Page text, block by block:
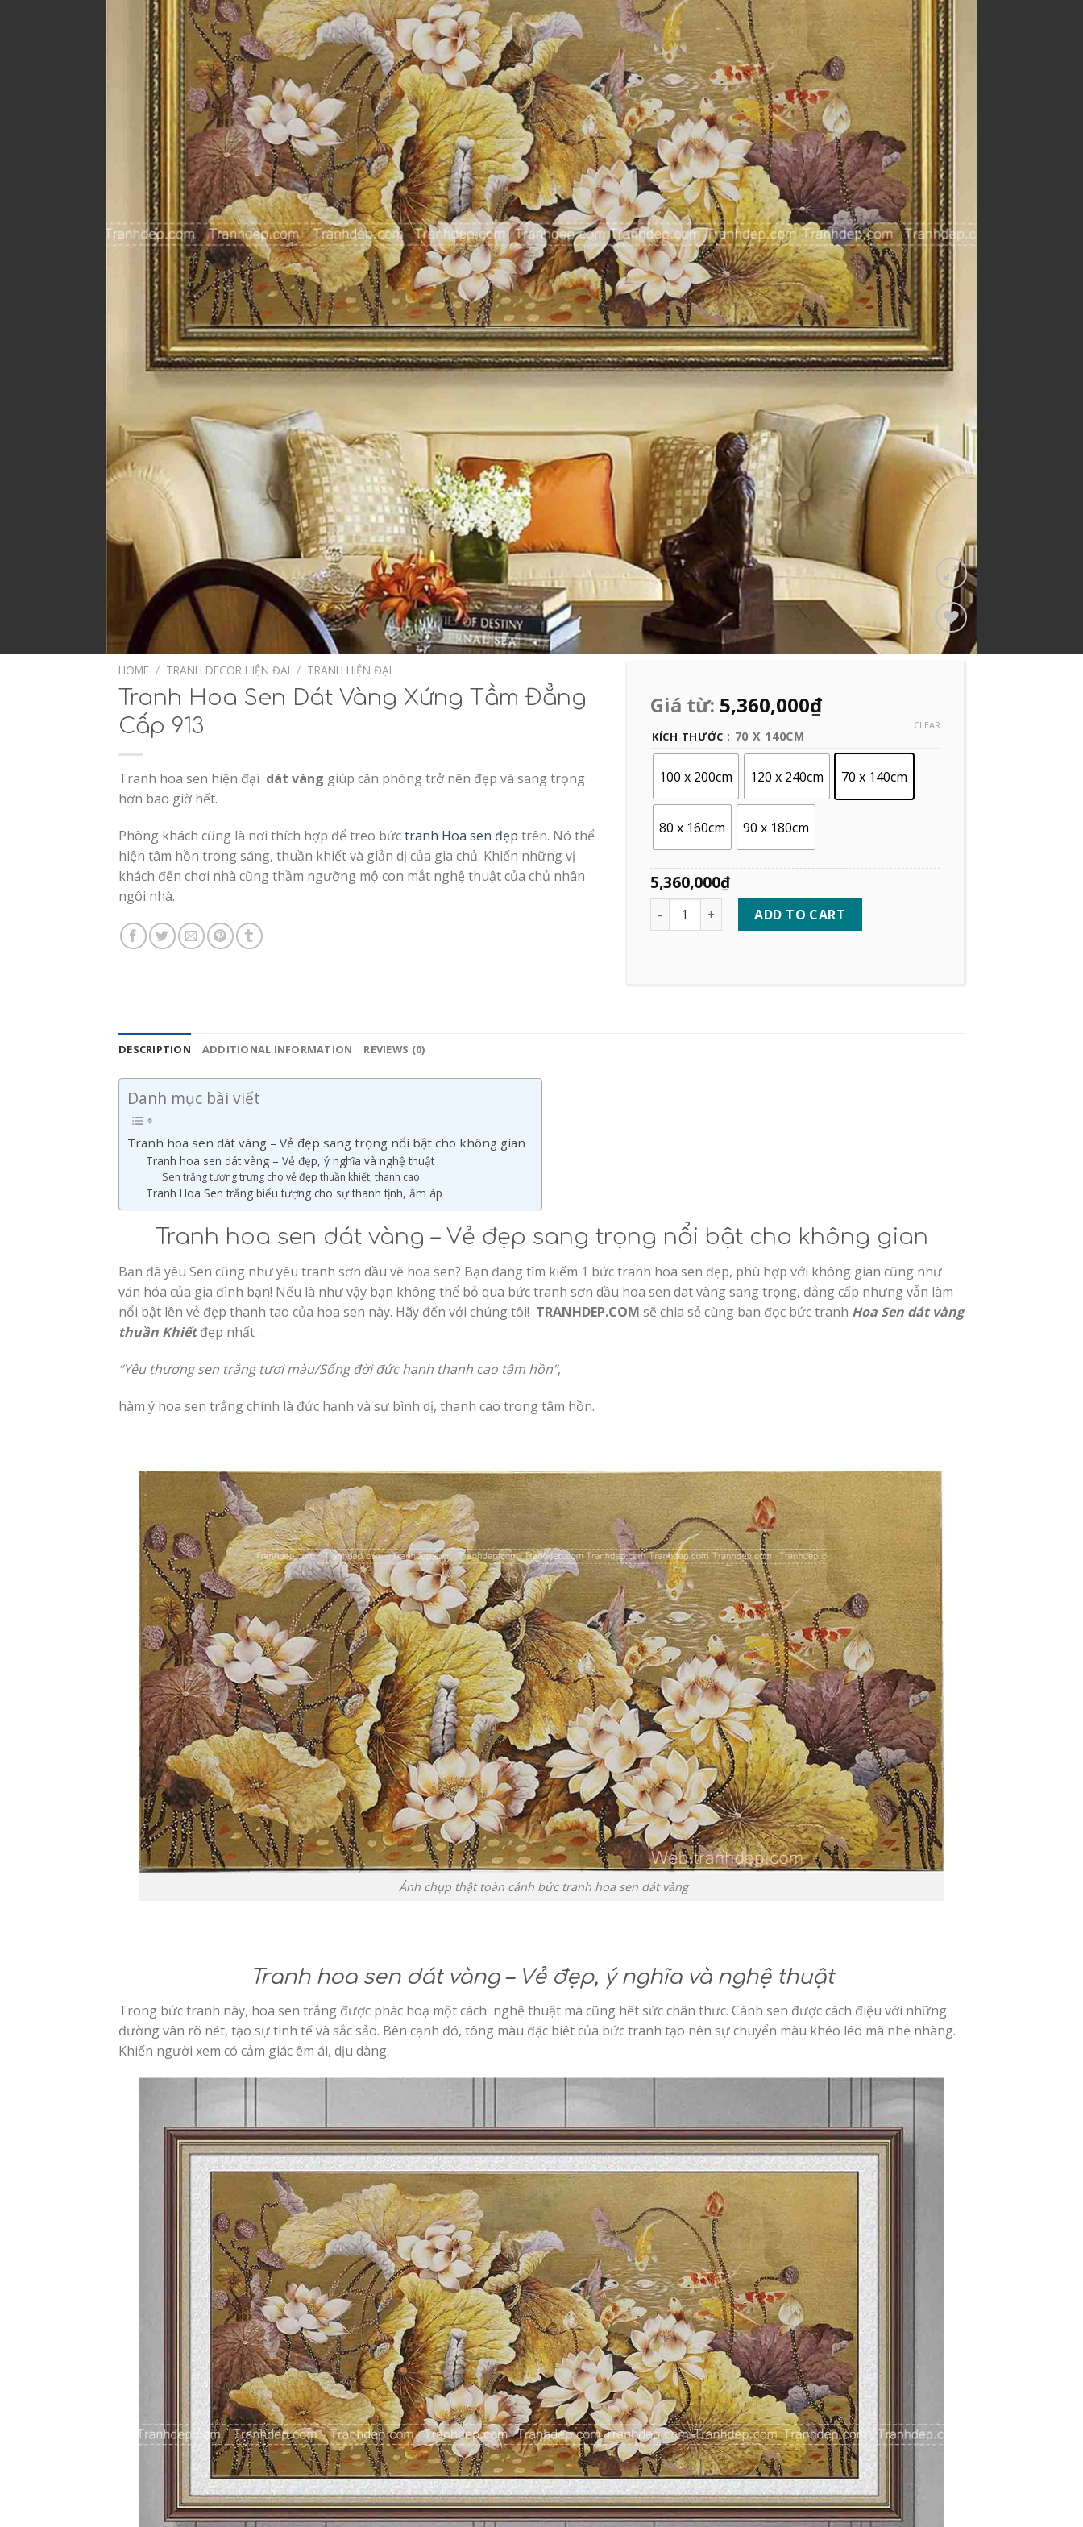
Add to
HOME / TRANH DECOR HIỆN ĐẠI / TRANH HIỆN ĐẠI
Tranh Hoa Sen Dát Vàng Xứng Tầm Đẳng
Cấp 913
Tranh hoa sen hiện đại dát vàng giúp căn phòng trở nên đẹp và sang trọng
hơn bao giờ hết.
Phòng khách cũng là nơi thích hợp để treo bứctranh Hoa sen đẹp trên. Nó thể
hiện tâm hồn trong sáng, thuần khiết và giản dị của gia chủ. Khiến những vị
khách đến chơi nhà cũng thầm ngưỡng mộ con mắt nghệ thuật của chủ nhân
ngôi nhà.
Giá từ: 5,360,000₫
KÍCH THƯỚC : 70 X 140CM
100 x 200cm 120 x 240cm 70 x 140cm
80 x 160cm 90 x 180cm
CLEAR
5,360,000₫
Quantity ADD TO CART
DESCRIPTION ADDITIONAL INFORMATION REVIEWS (0)
Danh mục bài viết
Tranh hoa sen dát vàng – Vẻ đẹp sang trọng nổi bật cho không gian
Tranh hoa sen dát vàng – Vẻ đẹp, ý nghĩa và nghệ thuật
Sen trắng tượng trưng cho vẻ đẹp thuần khiết, thanh cao
Tranh Hoa Sen trắng biểu tượng cho sự thanh tịnh, ấm áp
Tranh hoa sen dát vàng – Vẻ đẹp sang trọng nổi bật cho không gian
Bạn đã yêu Sen cũng như yêu tranh sơn dầu vẽ hoa sen? Bạn đang tìm kiếm 1 bức tranh hoa sen đẹp, phù hợp với không gian cũng như
văn hóa của gia đình bạn! Nếu là như vậy bạn không thể bỏ qua bức tranh sơn dầu hoa sen dat vàng sang trọng, đẳng cấp nhưng vẫn làm
nổi bật lên vẻ đẹp thanh tao của hoa sen này. Hãy đến với chúng tôi! TRANHDEP.COM sẽ chia sẻ cùng bạn đọc bức tranh Hoa Sen dát vàng
thuần Khiếtđẹp nhất .
“Yêu thương sen trắng tươi màu/Sống đời đức hạnh thanh cao tâm hồn”,
hàm ý hoa sen trắng chính là đức hạnh và sự bình dị, thanh cao trong tâm hồn.
Ảnh chụp thật toàn cảnh bức tranh hoa sen dát vàng
Tranh hoa sen dát vàng – Vẻ đẹp, ý nghĩa và nghệ thuật
Trong bức tranh này, hoa sen trắng được phác hoạ một cách nghệ thuật mà cũng hết sức chân thưc. Cánh sen được cách điệu với những
đường vân rõ nét, tạo sự tinh tế và sắc sảo. Bên cạnh đó, tông màu đặc biệt của bức tranh tạo nên sự chuyển màu khéo léo mà nhẹ nhàng.
Khiến người xem có cảm giác êm ái, dịu dàng.